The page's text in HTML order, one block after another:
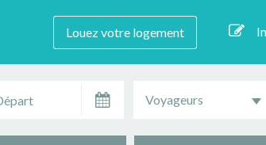
Louez votre logement
Voyageurs